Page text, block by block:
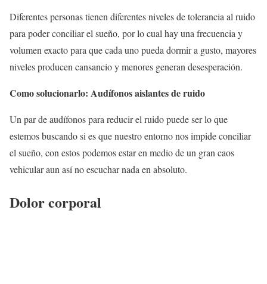
Diferentes personas tienen diferentes niveles de tolerancia al ruido
para poder conciliar el sueño, por lo cual hay una frecuencia y
volumen exacto para que cada uno pueda dormir a gusto, mayores
niveles producen cansancio y menores generan desesperación.
Como solucionarlo: Audífonos aislantes de ruido
Un par de audífonos para reducir el ruido puede ser lo que
estemos buscando si es que nuestro entorno nos impide conciliar
el sueño, con estos podemos estar en medio de un gran caos
vehicular aun así no escuchar nada en absoluto.
Dolor corporal